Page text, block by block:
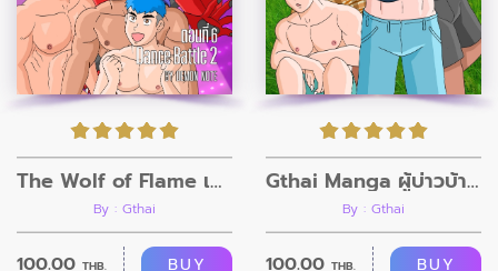
The Wolf of Flame เมื่อผมรวมร่างกับหมาป่าอัคคี ตอนที่6
By : Gthai
100.00 THB. BUY
Gthai Manga ผู้บ่าวบ้านนา ตอนที่4
By : Gthai
100.00 THB. BUY